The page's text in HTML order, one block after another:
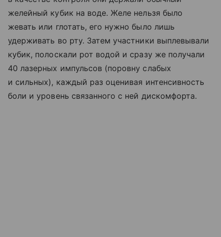
желейный кубик на воде. Желе нельзя было
жевать или глотать, его нужно было лишь
удерживать во рту. Затем участники выплевывали
кубик, полоскали рот водой и сразу же получали
40 лазерных импульсов (поровну слабых
и сильных), каждый раз оценивая интенсивность
боли и уровень связанного с ней дискомфорта.